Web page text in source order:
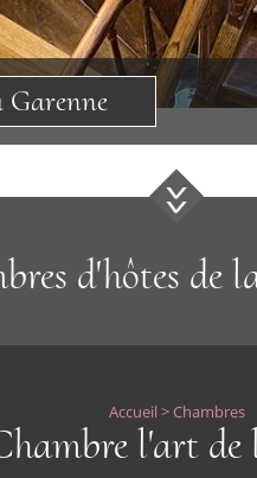
d'hôtes de
Accueil>Chambres
l'art de